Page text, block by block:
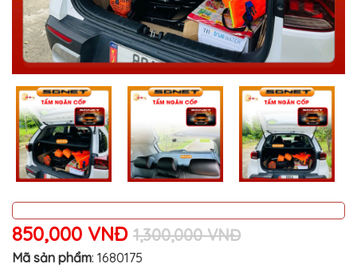
MAZDA
SUBARU
CHEVROLET
NISSAN
VOLKSWAGEN
MERCEDES
HYUNDAI
FORD
MITSUBISHI
BMW
850,000 VNĐ 1,300,000 VNĐ
Mã sản phẩm: 1680175